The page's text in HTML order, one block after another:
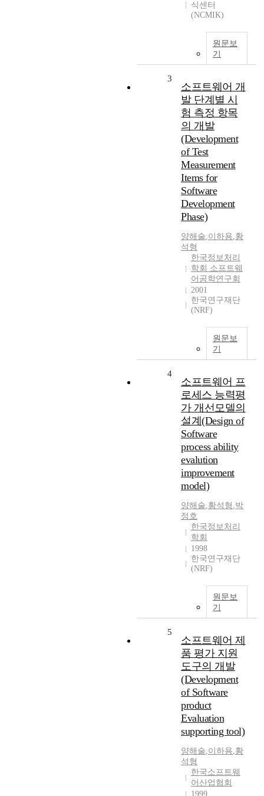
식센터
(NCMIK)
원문보
기
3
소프트웨어 개
발 단계별 시
험 측정 항목
의 개발
(Development
of Test
Measurement
Items for
Software
Development
Phase)
양해술,이하용,황
석형
한국정보처리
학회 소프트웨
어공학연구회
2001
한국연구재단
(NRF)
원문보
기
4
소프트웨어 프
로세스 능력평
가 개선모델의
설계(Design of
Software
process ability
evalution
improvement
model)
양해술,황석형 ,박
정호
한국정보처리
학회
1998
한국연구재단
(NRF)
원문보
기
5
소프트웨어 제
품 평가 지원
도구의 개발
(Development
of Software
product
Evaluation
supporting tool)
양해술,이하용,황
석형
한국소프트웨
어산업협회
1999